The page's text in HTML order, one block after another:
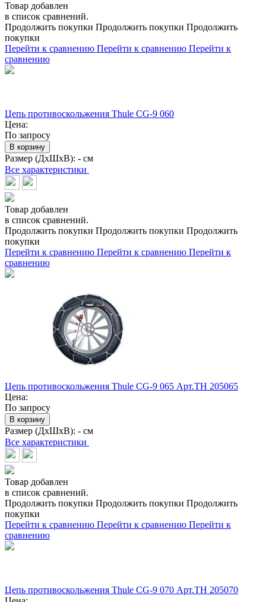
Товар добавлен
в список сравнений.
Продолжить покупки Продолжить покупки Продолжить
покупки
Перейти к сравнению Перейти к сравнению Перейти к
сравнению
Цепь противоскольжения Thule CG-9 060
Цена:
По запросу
В корзину
Размер (ДхШхВ): - см
Все характеристики
Товар добавлен
в список сравнений.
Продолжить покупки Продолжить покупки Продолжить
покупки
Перейти к сравнению Перейти к сравнению Перейти к
сравнению
Цепь противоскольжения Thule CG-9 065 Арт.TH 205065
Цена:
По запросу
В корзину
Размер (ДхШхВ): - см
Все характеристики
Товар добавлен
в список сравнений.
Продолжить покупки Продолжить покупки Продолжить
покупки
Перейти к сравнению Перейти к сравнению Перейти к
сравнению
Цепь противоскольжения Thule CG-9 070 Арт.TH 205070